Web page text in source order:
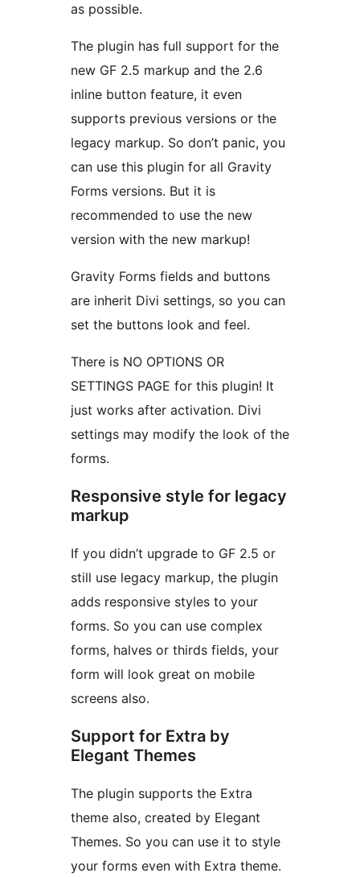
as possible.
The plugin has full support for the
new GF 2.5 markup and the 2.6
inline button feature, it even
supports previous versions or the
legacy markup. So don’t panic, you
can use this plugin for all Gravity
Forms versions. But it is
recommended to use the new
version with the new markup!
Gravity Forms fields and buttons
are inherit Divi settings, so you can
set the buttons look and feel.
There is NO OPTIONS OR
SETTINGS PAGE for this plugin! It
just works after activation. Divi
settings may modify the look of the
forms.
Responsive style for legacy
markup
If you didn’t upgrade to GF 2.5 or
still use legacy markup, the plugin
adds responsive styles to your
forms. So you can use complex
forms, halves or thirds fields, your
form will look great on mobile
screens also.
Support for Extra by
Elegant Themes
The plugin supports the Extra
theme also, created by Elegant
Themes. So you can use it to style
your forms even with Extra theme.